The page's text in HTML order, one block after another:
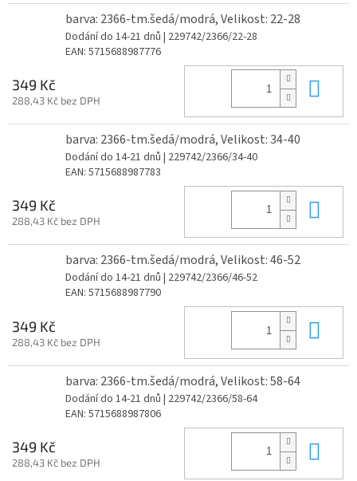
barva: 2366-tm.šedá/modrá, Velikost: 22-28
Dodání do 14-21 dnů | 229742/2366/22-28
EAN: 5715688987776
349 Kč
288,43 Kč bez DPH
barva: 2366-tm.šedá/modrá, Velikost: 34-40
Dodání do 14-21 dnů | 229742/2366/34-40
EAN: 5715688987783
349 Kč
288,43 Kč bez DPH
barva: 2366-tm.šedá/modrá, Velikost: 46-52
Dodání do 14-21 dnů | 229742/2366/46-52
EAN: 5715688987790
349 Kč
288,43 Kč bez DPH
barva: 2366-tm.šedá/modrá, Velikost: 58-64
Dodání do 14-21 dnů | 229742/2366/58-64
EAN: 5715688987806
349 Kč
288,43 Kč bez DPH